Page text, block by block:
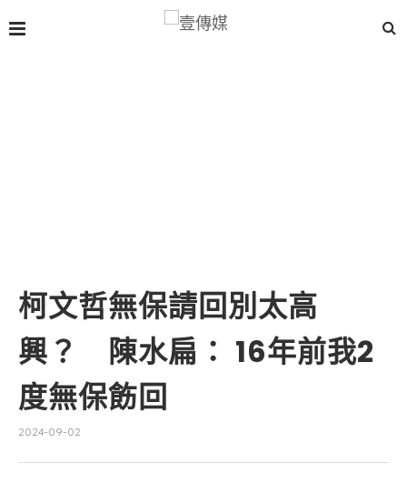
柯文哲無保請回別太高
興？ 陳水扁： 16年前我2
度無保飭回
2024-09-02